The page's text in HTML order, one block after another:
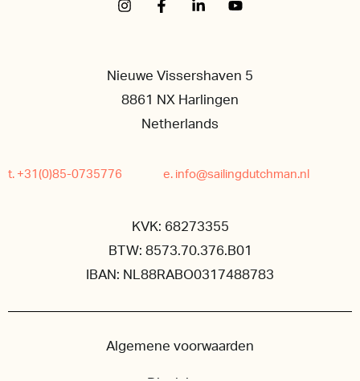
Nieuwe Vissershaven 5
8861 NX Harlingen
Netherlands
t. +31(0)85-0735776 e. info@sailingdutchman.nl
KVK: 68273355
BTW: 8573.70.376.B01
IBAN: NL88RABO0317488783
Algemene voorwaarden